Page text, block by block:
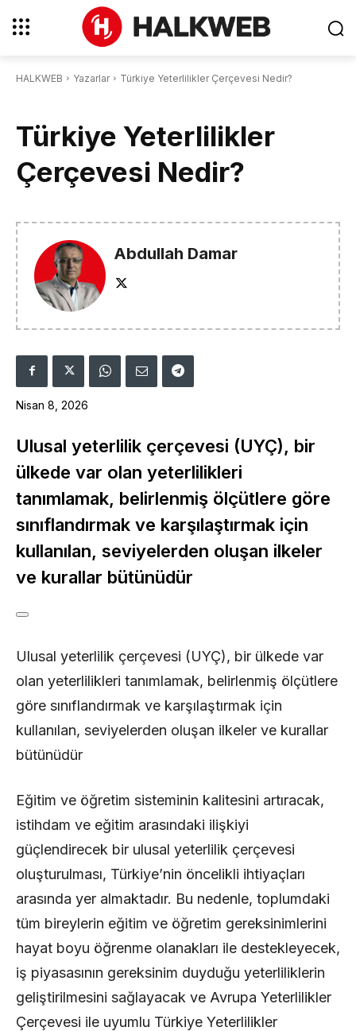
HALKWEB Yazarlar Türkiye Yeterlilikler Çerçevesi Nedir?
Türkiye Yeterlilikler
Çerçevesi Nedir?
Abdullah Damar
Nisan 8, 2026
Ulusal yeterlilik çerçevesi (UYÇ), bir
ülkede var olan yeterlilikleri
tanımlamak, belirlenmiş ölçütlere göre
sınıflandırmak ve karşılaştırmak için
kullanılan, seviyelerden oluşan ilkeler
ve kurallar bütünüdür
Ulusal yeterlilik çerçevesi (UYÇ), bir ülkede var
olan yeterlilikleri tanımlamak, belirlenmiş ölçütlere
göre sınıflandırmak ve karşılaştırmak için
kullanılan, seviyelerden oluşan ilkeler ve kurallar
bütünüdür
Eğitim ve öğretim sisteminin kalitesini artıracak,
istihdam ve eğitim arasındaki ilişkiyi
güçlendirecek bir ulusal yeterlilik çerçevesi
oluşturulması, Türkiye’nin öncelikli ihtiyaçları
arasında yer almaktadır. Bu nedenle, toplumdaki
tüm bireylerin eğitim ve öğretim gereksinimlerini
hayat boyu öğrenme olanakları ile destekleyecek,
iş piyasasının gereksinim duyduğu yeterliliklerin
geliştirilmesini sağlayacak ve Avrupa Yeterlilikler
Çerçevesi ile uyumlu Türkiye Yeterlilikler